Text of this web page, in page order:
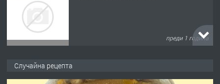
преди 1 година
Случайна рецепта